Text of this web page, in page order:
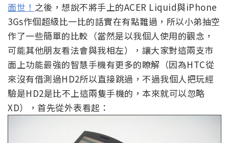
面世！ 之後，想說不將手上的ACER Liquid與iPhone
3Gs作個超級比一比的話實在有點難過，所以小弟抽空
作了一些簡單的比較（當然是以我個人使用的觀念，
可能其他朋友看法會與我相左），讓大家對這兩支市
面上功能最強的智慧手機有更多的瞭解（因為HTC從
來沒有借測過HD2所以直接跳過，不過我個人把玩經
驗是HD2是比不上這兩隻手機的，本來就可以忽略
XD），首先從外表看起：